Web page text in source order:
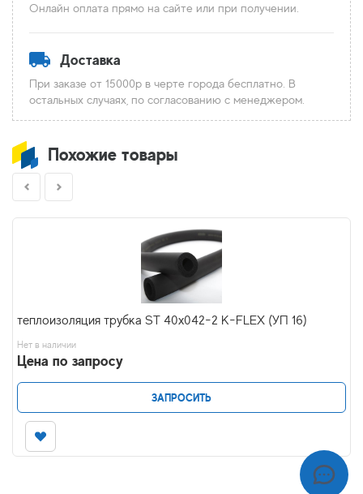
Онлайн оплата прямо на сайте или при получении.
Доставка
При заказе от 15000р в черте города бесплатно. В
остальных случаях, по согласованию с менеджером.
Похожие товары
теплоизоляция трубка ST 40x042-2 K-FLEX (УП 16)
Нет в наличии
Цена по запросу
ЗАПРОСИТЬ